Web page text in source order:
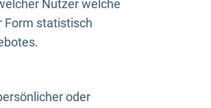
Nutzer welche
Form statistisch
oder